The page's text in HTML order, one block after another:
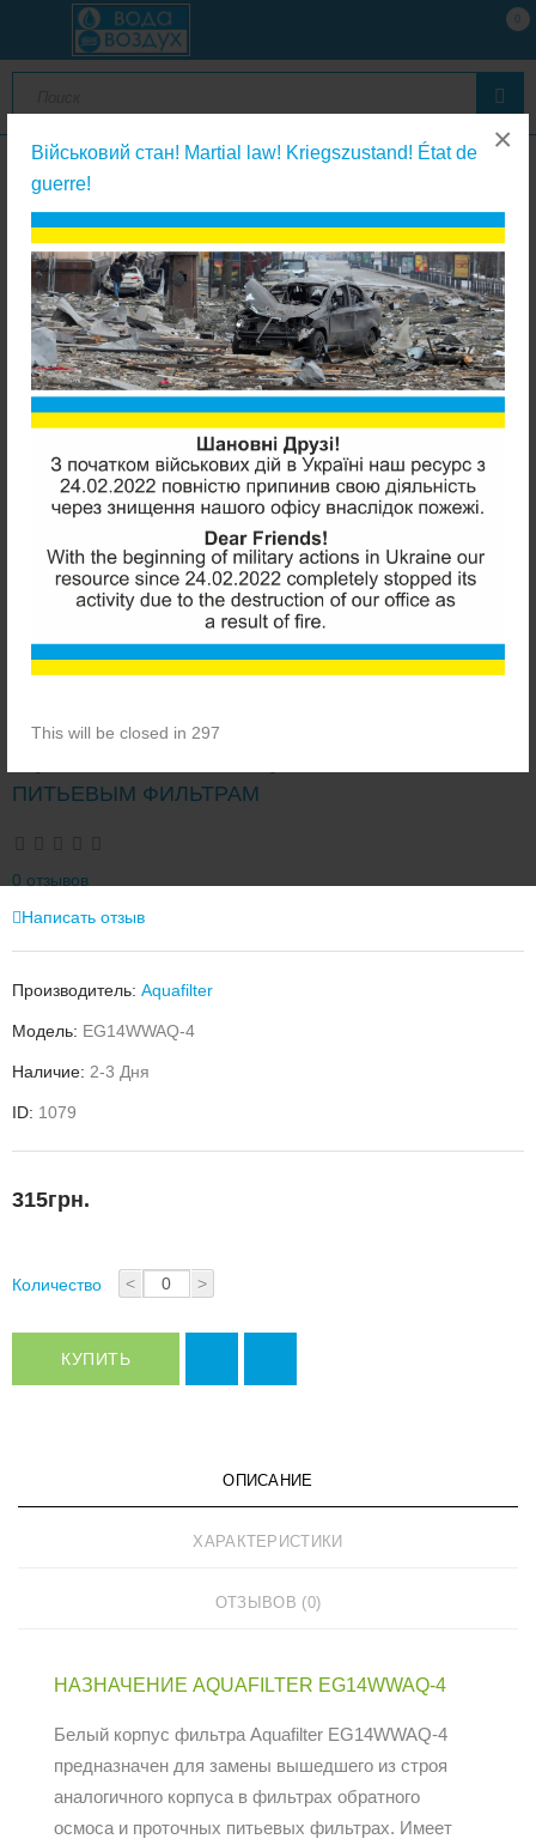
Військовий стан! Martial law! Kriegszustand! État de
guerre!
This will be closed in 297
×
0
Aquafilter фитинги к фильтрам для питьевой воды
Aquafilter EG14WWAQ-4 1/4ВР белый корпус к фильтру
ПИТЬЕВЫМ ФИЛЬТРАМ
0 отзывов
Написать отзыв
Производитель: Aquafilter
Модель: EG14WWAQ-4
Наличие: 2-3 Дня
ID: 1079
315грн.
Количество < >
КУПИТЬ
ОПИСАНИЕ
ХАРАКТЕРИСТИКИ
ОТЗЫВОВ (0)
НАЗНАЧЕНИЕ AQUAFILTER EG14WWAQ-4
Белый корпус фильтра Aquafilter EG14WWAQ-4
предназначен для замены вышедшего из строя
аналогичного корпуса в фильтрах обратного
осмоса и проточных питьевых фильтрах. Имеет